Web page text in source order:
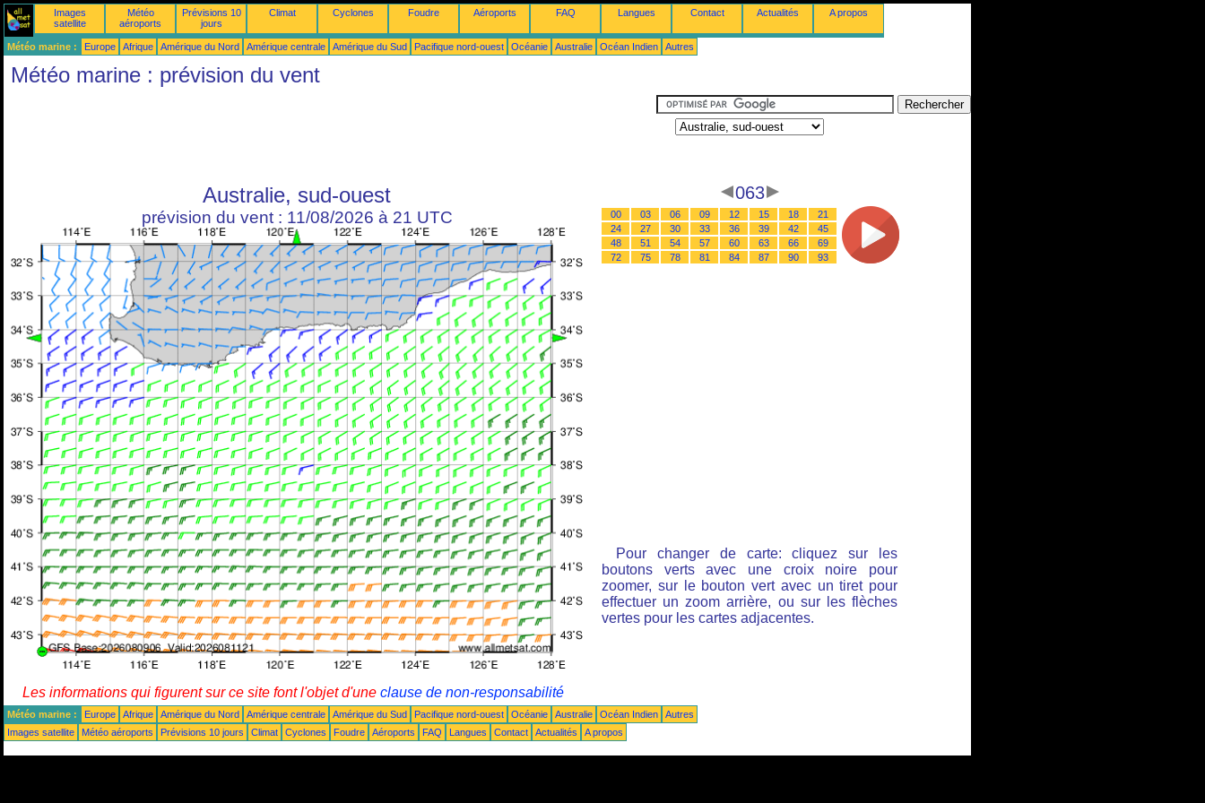
Images
satellite
Météo
aéroports
Prévisions 10
jours
Climat Cyclones Foudre Aéroports FAQ Langues Contact Actualités A propos
Météo marine : Europe Afrique Amérique du Nord Amérique centrale Amérique du Sud Pacifique nord-ouest Océanie Australie Océan Indien Autres
Météo marine : prévision du vent
Australie, sud-ouest
prévision du vent : 11/08/2026 à 21 UTC
063
00 03 06 09 12 15 18
21
24
27 30 33 36 39 42
45
48
51 54 57 60 63 66
69
72
75 78 81 84 87 90 93
Pour changer de carte: cliquez sur les
boutons verts avec une croix noire pour
zoomer, sur le bouton vert avec un tiret pour
effectuer un zoom arrière, ou sur les flèches
vertes pour les cartes adjacentes.
Les informations qui figurent sur ce site font l'objet d'une clause de non-responsabilité
Météo marine : Europe Afrique Amérique du Nord Amérique centrale Amérique du Sud Pacifique nord-ouest Océanie Australie Océan Indien
Autres
Images satellite
Météo aéroports Prévisions 10 jours Climat Cyclones Foudre Aéroports FAQ Langues Contact Actualités A propos